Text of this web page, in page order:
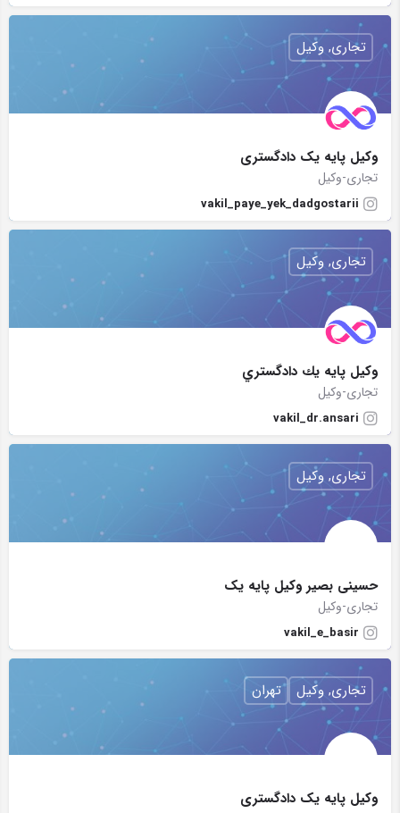
وکیل پایه یک دادگستری
تجاری-وکیل
vakil_paye_yek_dadgostarii
تجاری, وکیل
وكيل پايه يك دادگستري
تجاری-وکیل
vakil_dr.ansari
تجاری, وکیل
حسینی بصیر وکیل پایه یک
تجاری-وکیل
vakil_e_basir
تجاری, وکیل
وکیل پایه یک دادگستری
تجاری, وکیل تهران